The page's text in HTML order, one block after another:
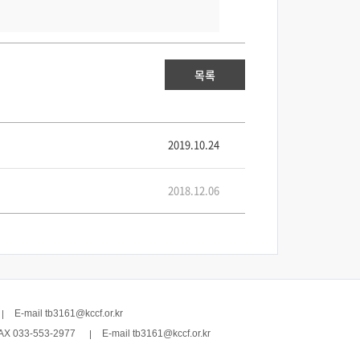
목록
2019.10.24
2018.12.06
E-mail tb3161@kccf.or.kr
033-553-2977
E-mail tb3161@kccf.or.kr